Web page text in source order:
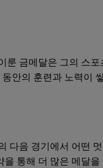
금메달은 그의 스
안의 훈련과 노력이
다음 경기에서 어떤
통해 더 많은 메달